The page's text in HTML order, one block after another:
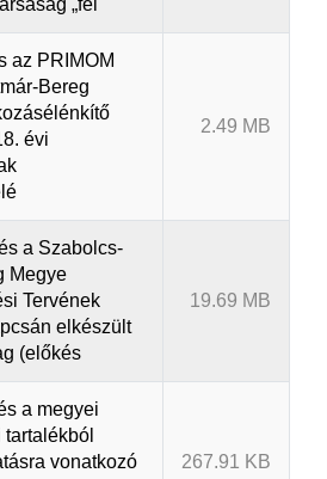
„fel
az PRIMOM
Bereg
évi
2.49 MB
a Szabolcs-
Megye
Tervének
elkészült
(előkés
19.69 MB
a megyei
vonatkozó
267.91 KB